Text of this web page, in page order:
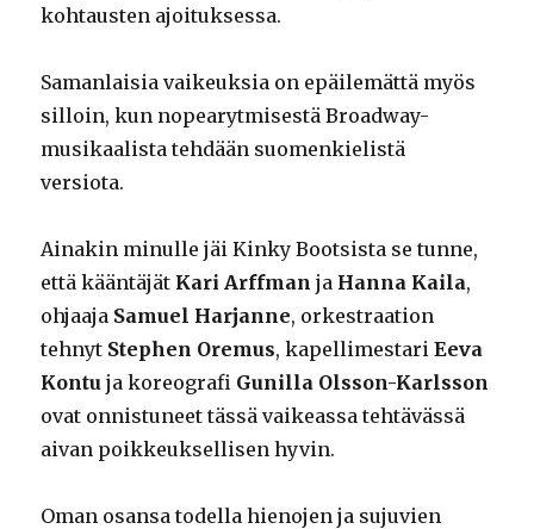
kohtausten ajoituksessa.
Samanlaisia vaikeuksia on epäilemättä myös
silloin, kun nopearytmisestä Broadway-
musikaalista tehdään suomenkielistä
versiota.
Ainakin minulle jäi Kinky Bootsista se tunne,
että kääntäjät Kari Arffman ja Hanna Kaila,
ohjaaja Samuel Harjanne, orkestraation
tehnyt Stephen Oremus, kapellimestariEeva
Kontu ja koreografi Gunilla Olsson-Karlsson
ovat onnistuneet tässä vaikeassa tehtävässä
aivan poikkeuksellisen hyvin.
Oman osansa todella hienojen ja sujuvien